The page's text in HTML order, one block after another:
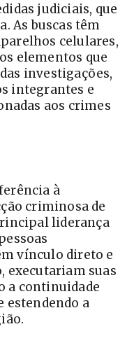
judiciais, que
As buscas têm
celulares,
elementos que
investigações,
integrantes e
aos crimes
à
criminosa de
liderança
vínculo direto e
executariam suas
a continuidade
estendendo a